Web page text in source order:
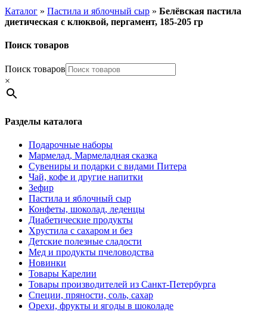
Каталог » Пастила и яблочный сыр » Белёвская пастила
диетическая с клюквой, пергамент, 185-205 гр
Поиск товаров
Поиск товаров
×
Разделы каталога
Подарочные наборы
Мармелад, Мармеладная сказка
Сувениры и подарки с видами Питера
Чай, кофе и другие напитки
Зефир
Пастила и яблочный сыр
Конфеты, шоколад, леденцы
Диабетические продукты
Хрустила с сахаром и без
Детские полезные сладости
Мед и продукты пчеловодства
Новинки
Товары Карелии
Товары производителей из Санкт-Петербурга
Специи, пряности, соль, сахар
Орехи, фрукты и ягоды в шоколаде